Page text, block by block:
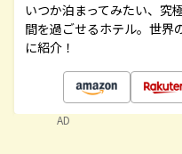
いつか泊まってみたい、究
間を過ごせるホテル。世
に紹介！
AD